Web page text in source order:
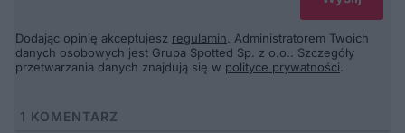
Dodając opinię akceptujesz regulamin. Administratorem Twoich
danych osobowych jest Grupa Spotted Sp. z o.o.. Szczegóły
przetwarzania danych znajdują się w polityce prywatności.
1 KOMENTARZ